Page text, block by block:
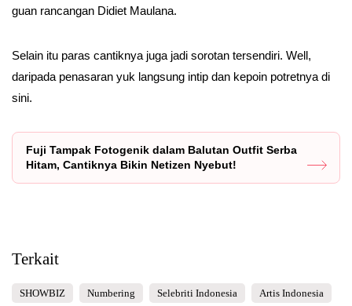
guan rancangan Didiet Maulana.
Selain itu paras cantiknya juga jadi sorotan tersendiri. Well,
daripada penasaran yuk langsung intip dan kepoin potretnya di
sini.
Fuji Tampak Fotogenik dalam Balutan Outfit Serba
Hitam, Cantiknya Bikin Netizen Nyebut!
Terkait
SHOWBIZ Numbering Selebriti Indonesia Artis Indonesia